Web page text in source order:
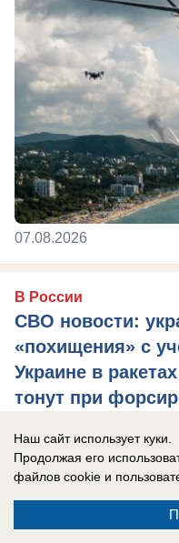
07.08.2026
В России
СВО новости:
«похищения» с
Украине в
тонут при
Главные новости
года.
Наш сайт использует куки.
Продолжая его
файлов cookie и